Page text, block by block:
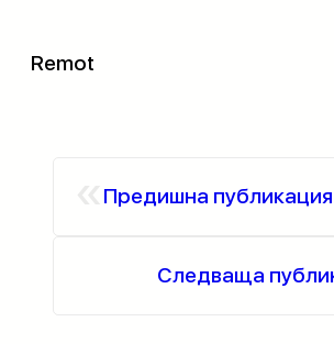
Remot
Предишна публикация
Следваща